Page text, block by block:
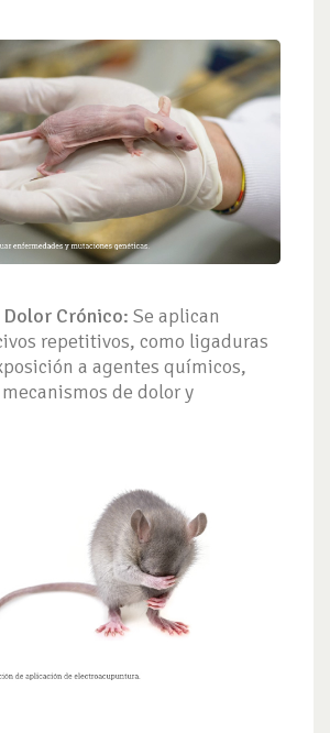
Crónico: Se aplican
repetitivos, como ligaduras
a agentes químicos,
de dolor y